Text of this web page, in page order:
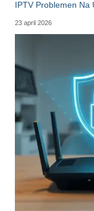
IPTV Problemen Na
23 april 2026